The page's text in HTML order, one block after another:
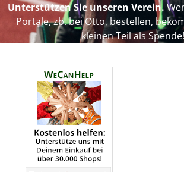
Unterstützen Sie unseren Verein.
Portale, zb. bei Otto, bestellen,
kleinen Teil als Spende!